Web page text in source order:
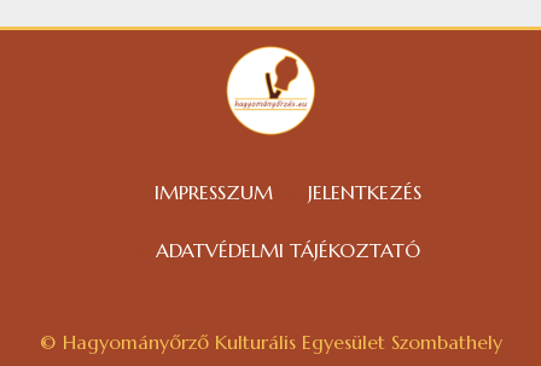
IMPRESSZUM JELENTKEZÉS
ADATVÉDELMI TÁJÉKOZTATÓ
© Hagyományőrző Kulturális Egyesület Szombathely